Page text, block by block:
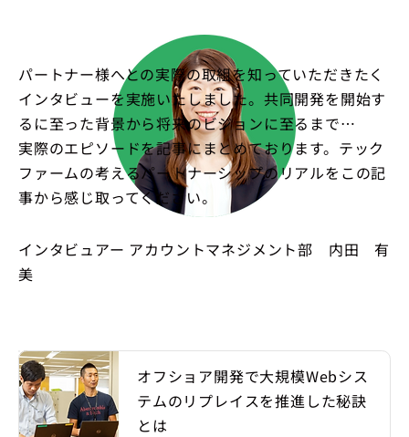
パートナー様へとの実際の取組を知っていただきたく
インタビューを実施いたしました。共同開発を開始す
るに至った背景から将来のビジョンに至るまで…
実際のエピソードを記事にまとめております。テック
ファームの考えるパートナーシップのリアルをこの記
事から感じ取ってください。
インタビュアー アカウントマネジメント部 内田 有
美
オフショア開発で大規模Webシス
テムのリプレイスを推進した秘訣
とは